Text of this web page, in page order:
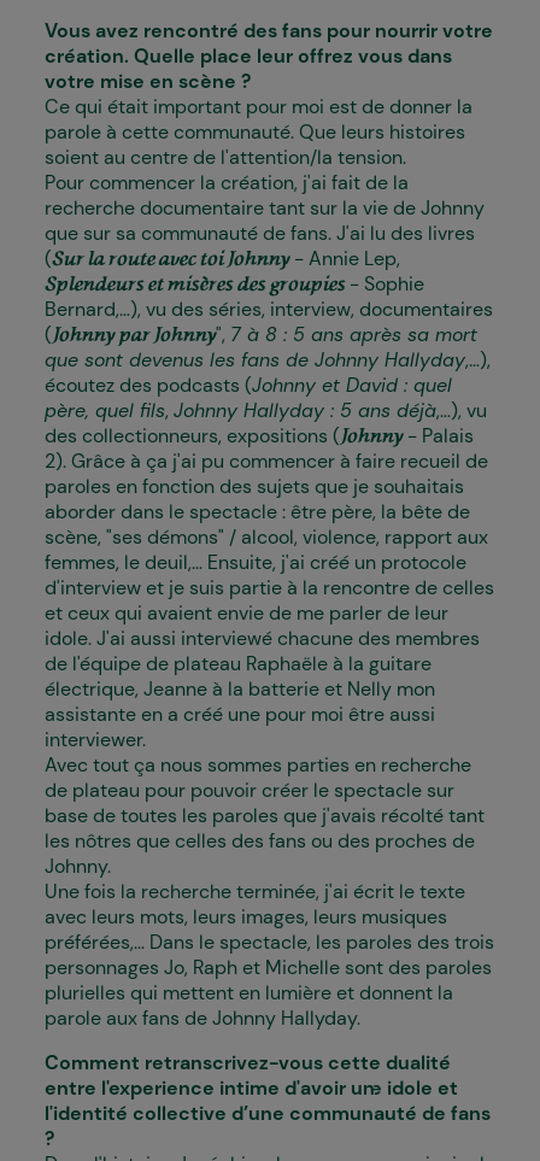
Vous avez rencontré des fans pour nourrir votre
création. Quelle place leur offrez vous dans
votre mise en scène ?
Ce qui était important pour moi est de donner la
parole à cette communauté. Que leurs histoires
soient au centre de l'attention/la tension.
Pour commencer la création, j'ai fait de la
recherche documentaire tant sur la vie de Johnny
que sur sa communauté de fans. J'ai lu des livres
(Sur la route avec toi Johnny- Annie Lep,
Splendeurs et misères des groupies- Sophie
Bernard,...), vu des séries, interview, documentaires
(Johnny par Johnny", 7 à 8 : 5 ans après sa mort
que sont devenus les fans de Johnny Hallyday,...),
écoutez des podcasts (Johnny et David : quel
père, quel fils, Johnny Hallyday : 5 ans déjà,...), vu
des collectionneurs, expositions (Johnny- Palais
2). Grâce à ça j'ai pu commencer à faire recueil de
paroles en fonction des sujets que je souhaitais
aborder dans le spectacle : être père, la bête de
scène, "ses démons" / alcool, violence, rapport aux
femmes, le deuil,... Ensuite, j'ai créé un protocole
d'interview et je suis partie à la rencontre de celles
et ceux qui avaient envie de me parler de leur
idole. J'ai aussi interviewé chacune des membres
de l'équipe de plateau Raphaële à la guitare
électrique, Jeanne à la batterie et Nelly mon
assistante en a créé une pour moi être aussi
interviewer.
Avec tout ça nous sommes parties en recherche
de plateau pour pouvoir créer le spectacle sur
base de toutes les paroles que j'avais récolté tant
les nôtres que celles des fans ou des proches de
Johnny.
Une fois la recherche terminée, j'ai écrit le texte
avec leurs mots, leurs images, leurs musiques
préférées,... Dans le spectacle, les paroles des trois
personnages Jo, Raph et Michelle sont des paroles
plurielles qui mettent en lumière et donnent la
parole aux fans de Johnny Hallyday.
Comment retranscrivez-vous cette dualité
entre l'experience intime d'avoir un·e idole et
l'identité collective d’une communauté de fans
?